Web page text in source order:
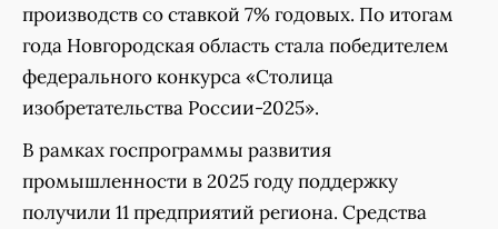
производств со ставкой 7% годовых. По итогам
года Новгородская область стала победителем
федерального конкурса «Столица
изобретательства России-2025».
В рамках госпрограммы развития
промышленности в 2025 году поддержку
получили 11 предприятий региона. Средства